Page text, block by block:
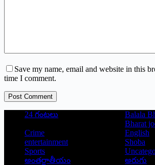
Save my name, email and website in this
time I comment.
Post Comment
24 గంటలు
Balala
Bharat
Crime
English
entertainment
Shoba
Sports
అంతర్జాతీయం
అరుగు